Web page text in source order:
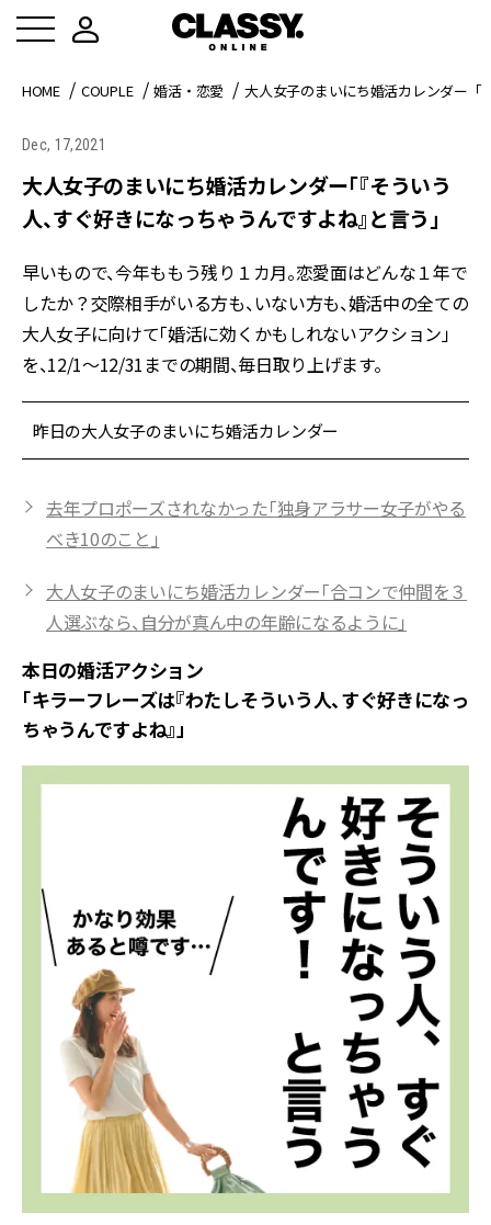
HOME COUPLE 婚活・恋愛 大人女子のまいにち婚活カレンダー「
Dec, 17,2021
大人女子のまいにち婚活カレンダー「『そういう
人、すぐ好きになっちゃうんですよね』と言う」
早いもので、今年ももう残り１カ月。恋愛面はどんな１年で
したか？交際相手がいる方も、いない方も、婚活中の全ての
大人女子に向けて「婚活に効くかもしれないアクション」
を、12/1〜12/31までの期間、毎日取り上げます。
昨日の大人女子のまいにち婚活カレンダー
去年プロポーズされなかった「独身アラサー女子がやる
べき10のこと」
大人女子のまいにち婚活カレンダー「合コンで仲間を３
人選ぶなら、自分が真ん中の年齢になるように」
本日の婚活アクション
「キラーフレーズは『わたしそういう人、すぐ好きになっ
ちゃうんですよね』」